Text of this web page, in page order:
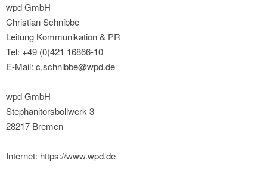
wpd GmbH
Christian Schnibbe
Leitung Kommunikation & PR
Tel: +49 (0)421 16866-10
E-Mail: c.schnibbe@wpd.de
wpd GmbH
Stephanitorsbollwerk 3
28217 Bremen
Internet: https://www.wpd.de